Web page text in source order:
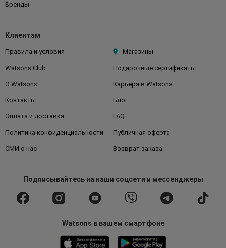
Бренды
Клиентам
Правила и условия Магазины
Watsons Club Подарочные сертификаты
О Watsons Карьера в Watsons
Контакты Блог
Оплата и доставка FAQ
Политика конфиденциальности Публичная оферта
СМИ о нас Возврат заказа
Подписывайтесьна наши соцсети и мессенджеры
Watsons в вашем смартфоне